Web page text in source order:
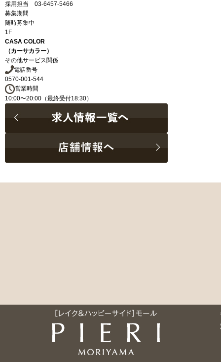
採用担当 03-6457-5466
募集期間
随時募集中
1F
CASA COLOR
（カーサカラー）
その他サービス関係
電話番号
0570-001-544
営業時間
10:00〜20:00（最終受付18:30）